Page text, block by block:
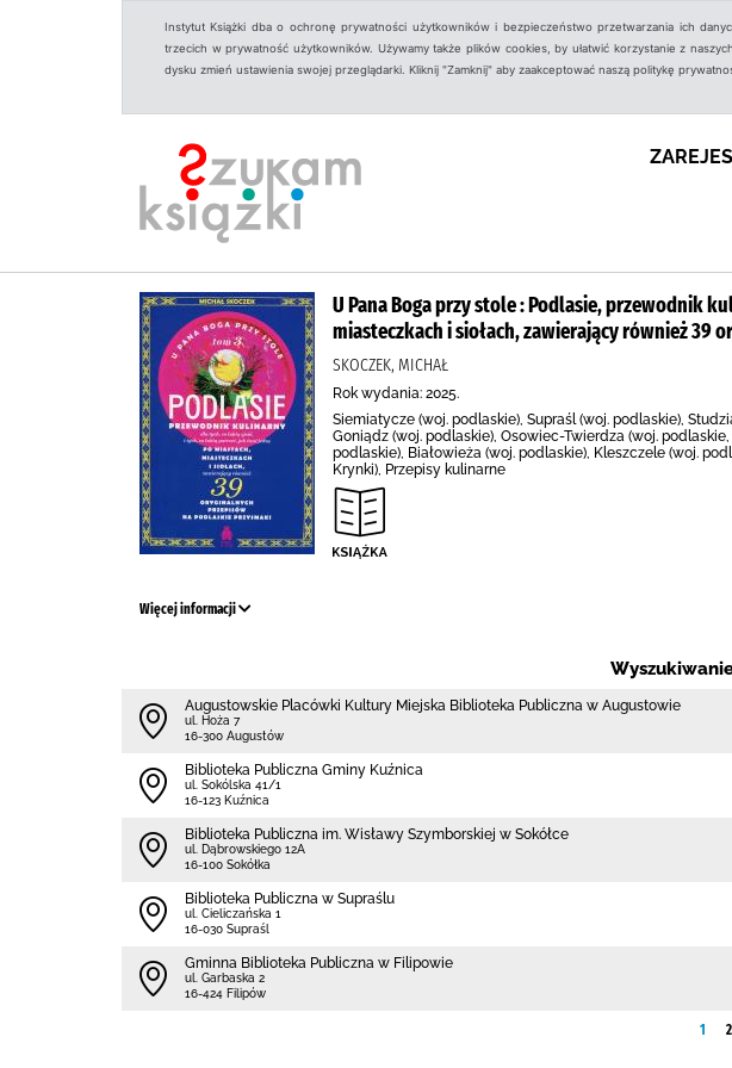
Instytut Książki dba o ochronę prywatności użytkowników i bezpieczeństwo przetwarzania ich
trzecich w prywatność użytkowników. Używamy także plików cookies, by ułatwić korzystanie z
dysku zmień ustawienia swojej przeglądarki. Kliknij "Zamknij" aby zaakceptować naszą politykę
U Pana Boga przy stole : Podlasie, przewodnik
miasteczkach i siołach, zawierający również 39
SKOCZEK, MICHAŁ
Rok wydania: 2025.
Siemiatycze (woj. podlaskie), Supraśl (woj. podlaskie),
Goniądz (woj. podlaskie), Osowiec-Twierdza (woj.
podlaskie), Białowieża (woj. podlaskie), Kleszczele (woj.
Krynki), Przepisy kulinarne
Więcej informacji
Augustowskie Placówki Kultury Miejska Biblioteka Publiczna w Augustowie
ul. Hoża 7
16-300 Augustów
Biblioteka Publiczna Gminy Kuźnica
ul. Sokólska 41/1
16-123 Kuźnica
Biblioteka Publiczna im. Wisławy Szymborskiej w Sokółce
ul. Dąbrowskiego 12A
16-100 Sokółka
Biblioteka Publiczna w Supraślu
ul. Cieliczańska 1
16-030 Supraśl
Gminna Biblioteka Publiczna w Filipowie
ul. Garbaska 2
16-424 Filipów
1 2